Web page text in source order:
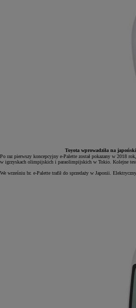
Od81 900 zł
Toyota wprowadziła na
Po raz pierwszy koncepcyjny e-Palette został pokazany w 2018
w igrzyskach olimpijskich i paraolimpijskich w Tokio. Kolejne
We wrześniu br. e-Palette trafił do sprzedaży w Japonii.